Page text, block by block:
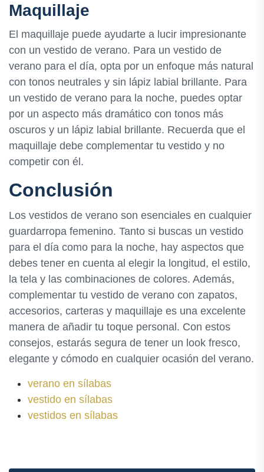
Maquillaje
El maquillaje puede ayudarte a lucir impresionante
con un vestido de verano. Para un vestido de
verano para el día, opta por un enfoque más natural
con tonos neutrales y sin lápiz labial brillante. Para
un vestido de verano para la noche, puedes optar
por un aspecto más dramático con tonos más
oscuros y un lápiz labial brillante. Recuerda que el
maquillaje debe complementar tu vestido y no
competir con él.
Conclusión
Los vestidos de verano son esenciales en cualquier
guardarropa femenino. Tanto si buscas un vestido
para el día como para la noche, hay aspectos que
debes tener en cuenta al elegir la longitud, el estilo,
la tela y las combinaciones de colores. Además,
complementar tu vestido de verano con zapatos,
accesorios, carteras y maquillaje es una excelente
manera de añadir tu toque personal. Con estos
consejos, estarás segura de tener un look fresco,
elegante y cómodo en cualquier ocasión del verano.
verano en sílabas
vestido en sílabas
vestidos en sílabas